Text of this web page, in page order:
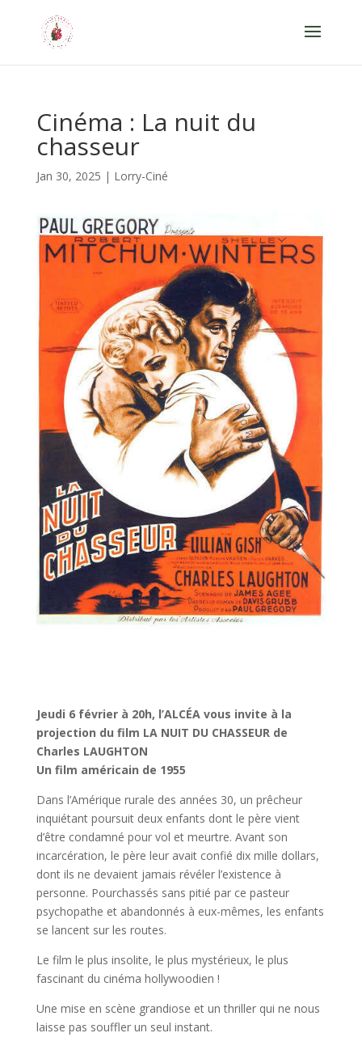
Cinéma : La nuit du
chasseur
Jan 30, 2025 | Lorry-Ciné
Jeudi 6 février à 20h, l’ALCÉA vous invite à la
projection du film LA NUIT DU CHASSEUR de
Charles LAUGHTON
Un film américain de 1955
Dans l’Amérique rurale des années 30, un prêcheur
inquiétant poursuit deux enfants dont le père vient
d’être condamné pour vol et meurtre. Avant son
incarcération, le père leur avait confié dix mille dollars,
dont ils ne devaient jamais révéler l’existence à
personne. Pourchassés sans pitié par ce pasteur
psychopathe et abandonnés à eux-mêmes, les enfants
se lancent sur les routes.
Le film le plus insolite, le plus mystérieux, le plus
fascinant du cinéma hollywoodien !
Une mise en scène grandiose et un thriller qui ne nous
laisse pas souffler un seul instant.